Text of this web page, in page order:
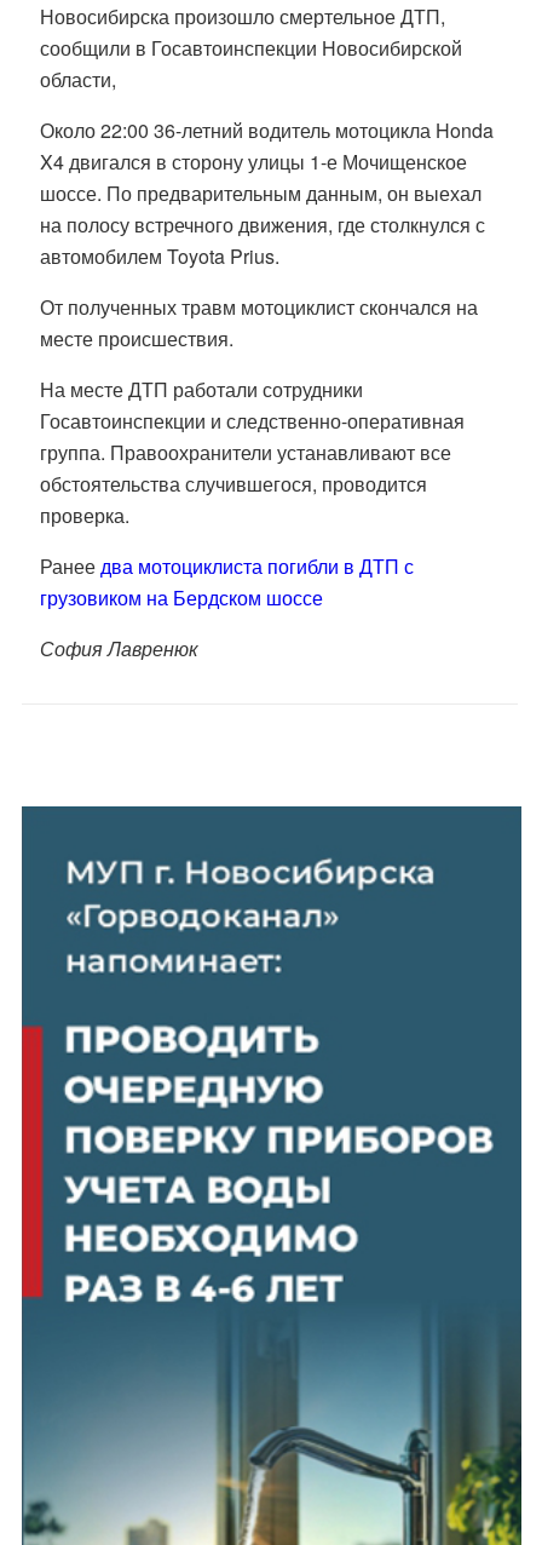
Новосибирска произошло смертельное ДТП,
сообщили в Госавтоинспекции Новосибирской
области,
Около 22:00 36-летний водитель мотоцикла Honda
X4 двигался в сторону улицы 1-е Мочищенское
шоссе. По предварительным данным, он выехал
на полосу встречного движения, где столкнулся с
автомобилем Toyota Prius.
От полученных травм мотоциклист скончался на
месте происшествия.
На месте ДТП работали сотрудники
Госавтоинспекции и следственно-оперативная
группа. Правоохранители устанавливают все
обстоятельства случившегося, проводится
проверка.
Ранеедва мотоциклиста погибли в ДТП с
грузовиком на Бердском шоссе
София Лавренюк